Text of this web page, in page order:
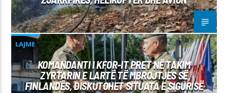
LAJME
KOMANDANTI I KFOR-IT PRET NË TAKIM
ZYRTARIN E LARTË TË MBROJTJES SË
FINLANDËS, DISKUTOHET SITUATA E SIGURISË